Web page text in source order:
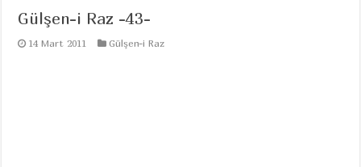
Gülşen-i Raz -43-
14 Mart 2011 Gülşen-i Raz